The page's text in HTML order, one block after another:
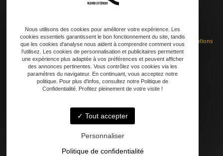
AccueilRénovationCréationEntretienDépannageLa boutiqueNos réalisations
Contact
21 AVENUE DE LAOUADIE, 40600 Biscarrosse
Téléphone
06 14 73 31 86
Nous utilisons des cookies pour améliorer votre expérience. Les
cookies essentiels garantissent le bon fonctionnement du site, tandis
que les cookies d'analyse nous aident à comprendre comment vous
l'utilisez. Les cookies de personnalisation et publicitaires permettent
une expérience plus adaptée à vos préférences et peuvent afficher
des annonces pertinentes. Vous contrôlez vos cookies via les
paramètres du navigateur. En continuant, vous acceptez notre
politique. Pour plus d'infos, consultez notre Politique de
Confidentialité. Profitez pleinement de votre visite !
Tout accepter
Personnaliser
Politique de confidentialité